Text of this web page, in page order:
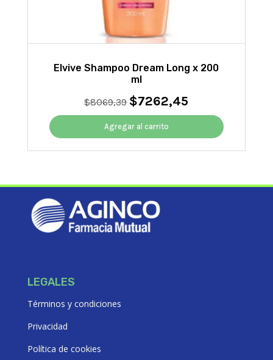
Elvive Shampoo Dream Long x 200
ml
$8069,39 El
precio
original
era:
$8069,39.
$7262,45
precio
es:
$7262,45.
Agregar al carrito
LEGALES
Términos y condiciones
Privacidad
Política de cookies